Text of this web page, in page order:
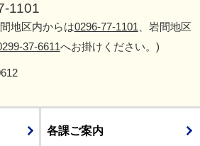
1101
地区内からは0296-77-1101 、岩間地区
37-6611へお掛けください。)
各課ご案内